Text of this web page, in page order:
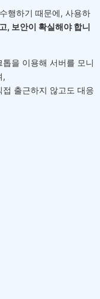
행하기 때문에, 사용하
, 보안이 확실해야 합니
을 이용해 서버를 모니
,
출근하지 않고도 대응